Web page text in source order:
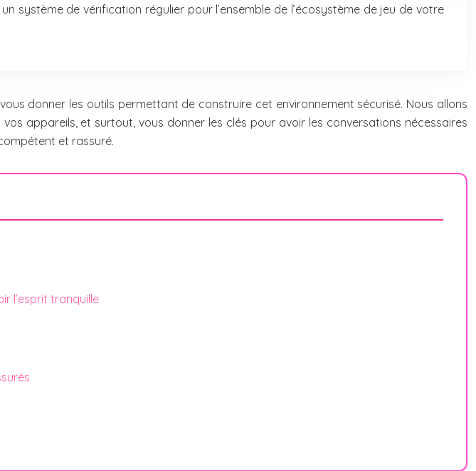
système de vérification régulier pour l’ensemble de l’écosystème de jeu de votre
donner les outils permettant de construire cet environnement sécurisé. Nous allons
appareils, et surtout, vous donner les clés pour avoir les conversations nécessaires
et rassuré.
l’esprit tranquille